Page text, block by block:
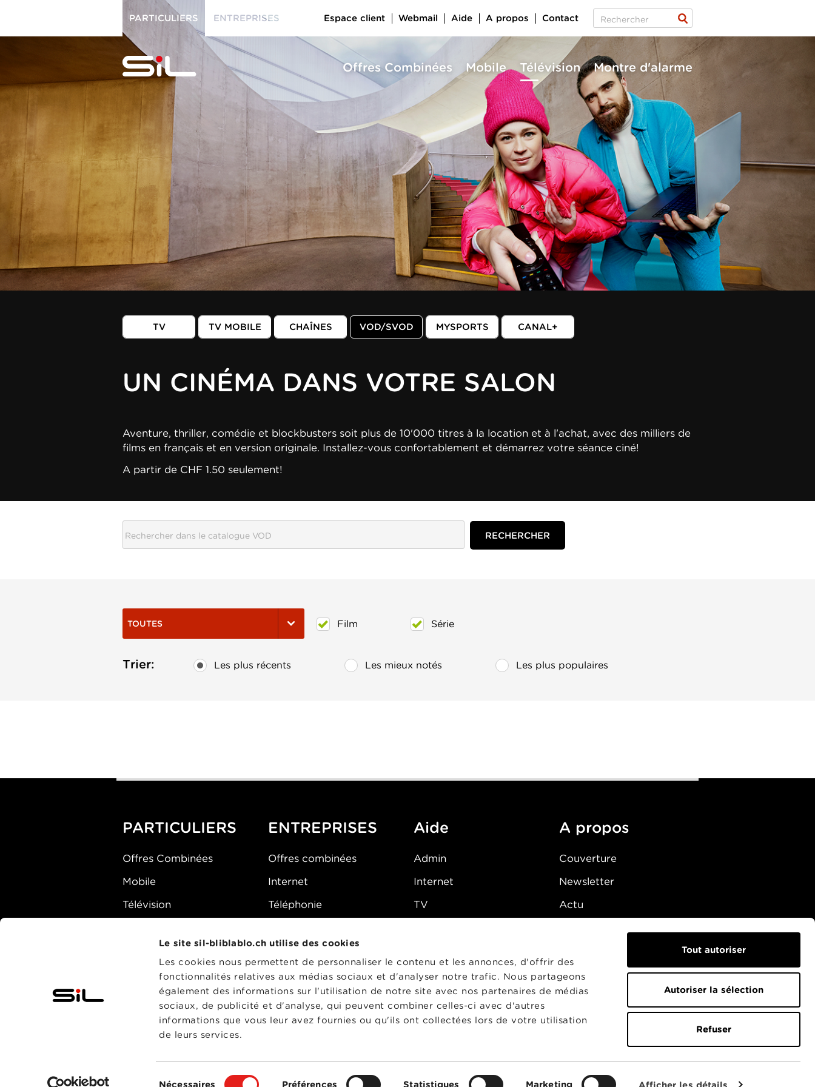
Le site sil-bliblablo.ch utilise des cookies
Les cookies nous permettent de personnaliser le contenu et les annonces, d'offrir des
fonctionnalités relatives aux médias sociaux et d'analyser notre trafic. Nous partageons
également des informations sur l'utilisation de notre site avec nos partenaires de médias
sociaux, de publicité et d'analyse, qui peuvent combiner celles-ci avec d'autres
informations que vous leur avez fournies ou qu'ils ont collectées lors de votre utilisation
de leurs services.
Nécessaires Préférences Statistiques Marketing
Tout autoriser
Autoriser la sélection
Refuser
SiL
multimédia
TV TV MOBILE CHAÎNES VOD/SVOD MYSPORTS CANAL+
UN CINÉMA DANS VOTRE SALON
Aventure, thriller, comédie et blockbusters soit plus de 10'000 titres à la location et à l'achat, avec des milliers de
films en français et en version originale. Installez-vous confortablement et démarrez votre séance ciné!
A partir de CHF 1.50 seulement!
TOUTES Film Série
Trier: Les plus récents Les mieux notés Les plus populaires
PARTICULIERS
PARTICULIERS
Offres Combinées Mobile Télévision Montre d'alarme
ENTREPRISES
ENTREPRISES
Espace client Webmail Aide A propos Contact
PARTICULIERS
Offres Combinées
Mobile
Télévision
ENTREPRISES
Offres combinées
Internet
Téléphonie
Aide
Admin
Internet
TV
Fibre
Sécurité
État du réseau
A propos
Couverture
Newsletter
Actu